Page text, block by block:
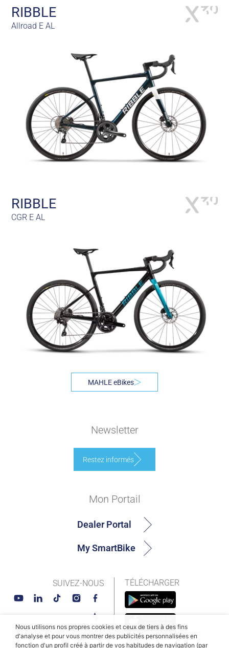
RIBBLE
Allroad E AL
RIBBLE
CGR E AL
MAHLE eBikes
Newsletter
Restez informés
TÉLÉCHARGER
Mon Portail
Dealer Portal
My SmartBike
SUIVEZ-NOUS
Nous utilisons nos propres cookies et ceux de tiers à des fins
d'analyse et pour vous montrer des publicités personnalisées en
fonction d'un profil créé à partir de vos habitudes de navigation (par